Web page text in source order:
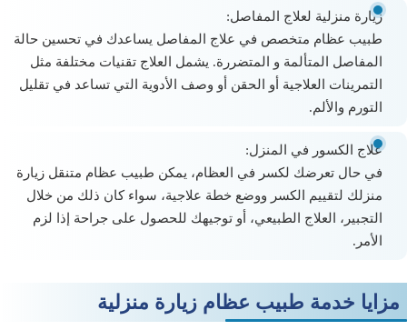
زيارة منزلية لعلاج المفاصل:
طبيب عظام متخصص في علاج المفاصل يساعدك في تحسين حالة
المفاصل المتألمة و المتضررة. يشمل العلاج تقنيات مختلفة مثل
التمرينات العلاجية أو الحقن أو وصف الأدوية التي تساعد في تقليل
التورم والألم.
علاج الكسور في المنزل:
في حال تعرضك لكسر في العظام، يمكن طبيب عظام متنقل زيارة
منزلك لتقييم الكسر ووضع خطة علاجية، سواء كان ذلك من خلال
التجبير، العلاج الطبيعي، أو توجيهك للحصول على جراحة إذا لزم
الأمر.
مزايا خدمة طبيب عظام زيارة منزلية